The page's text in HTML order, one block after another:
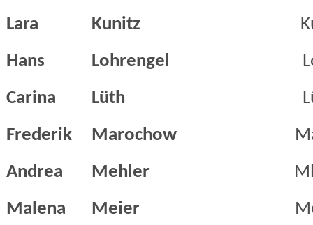
Lara
Kunitz
Hans
Lohrengel
Carina
Lüth
Frederik
Marochow
Andrea
Mehler
Malena
Meier